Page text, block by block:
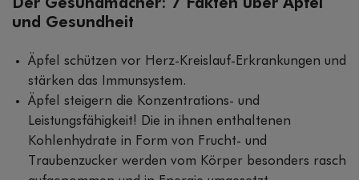
und Gesundheit
Äpfel schützen vor Herz-Kreislauf-Erkrankungen und
stärken das Immunsystem.
Äpfel steigern die Konzentrations- und
Leistungsfähigkeit! Die in ihnen enthaltenen
Kohlenhydrate in Form von Frucht- und
Traubenzucker werden vom Körper besonders rasch